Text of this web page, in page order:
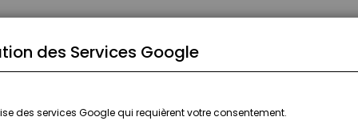
des Services Google
des services Google qui requièrent votre consentement.